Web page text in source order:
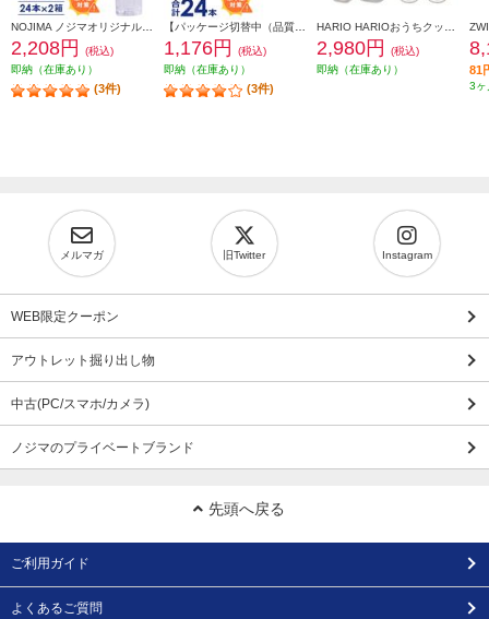
2,208円
(税込)
即納（在庫あり）
(3件)
1,176円
(税込)
即納（在庫あり）
(3件)
2,980円
(税込)
即納（在庫あり）
81
3ヶ
メルマガ 旧Twitter Instagram
WEB限定クーポン
アウトレット掘り出し物
中古(PC/スマホ/カメラ)
ノジマのプライベートブランド
先頭へ戻る
ご利用ガイド
よくあるご質問